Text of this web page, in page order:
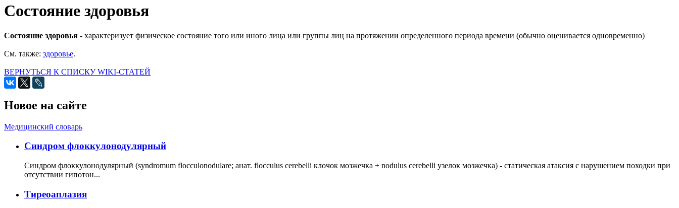
Состояние здоровья
Состояние здоровья - характеризует физическое состояние того или иного лица или группы лиц на протяжении определенного периода времени (обычно оценивается одновременно)
См. также: здоровье.
ВЕРНУТЬСЯ К СПИСКУ WIKI-СТАТЕЙ
Новое на сайте
Медицинский словарь
Cиндром флоккулонодулярный
Синдром флоккулонодулярный (syndromum flocculonodulare; анат. flocculus cerebelli клочок мозжечка + nodulus cerebelli узелок мозжечка) - статическая атаксия с нарушением походки при
отсутствии гипотон...
Тиреоаплазия